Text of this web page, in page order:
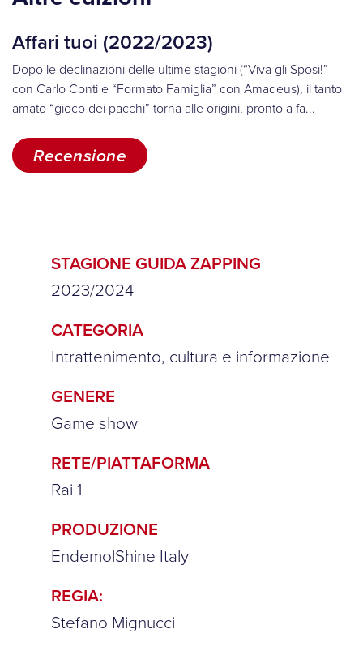
Affari tuoi (2022/2023)
Dopo le declinazioni delle ultime stagioni (“Viva gli Sposi!”
con Carlo Conti e “Formato Famiglia” con Amadeus), il tanto
amato “gioco dei pacchi” torna alle origini, pronto a fa...
Recensione
STAGIONE GUIDA ZAPPING
2023/2024
CATEGORIA
Intrattenimento, cultura e informazione
GENERE
Game show
RETE/PIATTAFORMA
Rai 1
PRODUZIONE
EndemolShine Italy
REGIA:
Stefano Mignucci